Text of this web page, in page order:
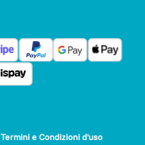
Termini e Condizioni d'uso